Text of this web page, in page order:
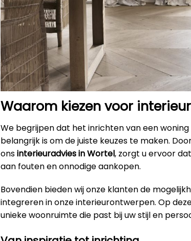
Waarom kiezen voor
We begrijpen dat het inrichten van een
belangrijk is om de juiste keuzes te maken.
onsinterieuradvies in Wortel, zorgt u ervoor
aan fouten en onnodige aankopen.
Bovendien bieden wij onze klanten de
integreren in onze interieurontwerpen. Op
unieke woonruimte die past bij uw stijl en